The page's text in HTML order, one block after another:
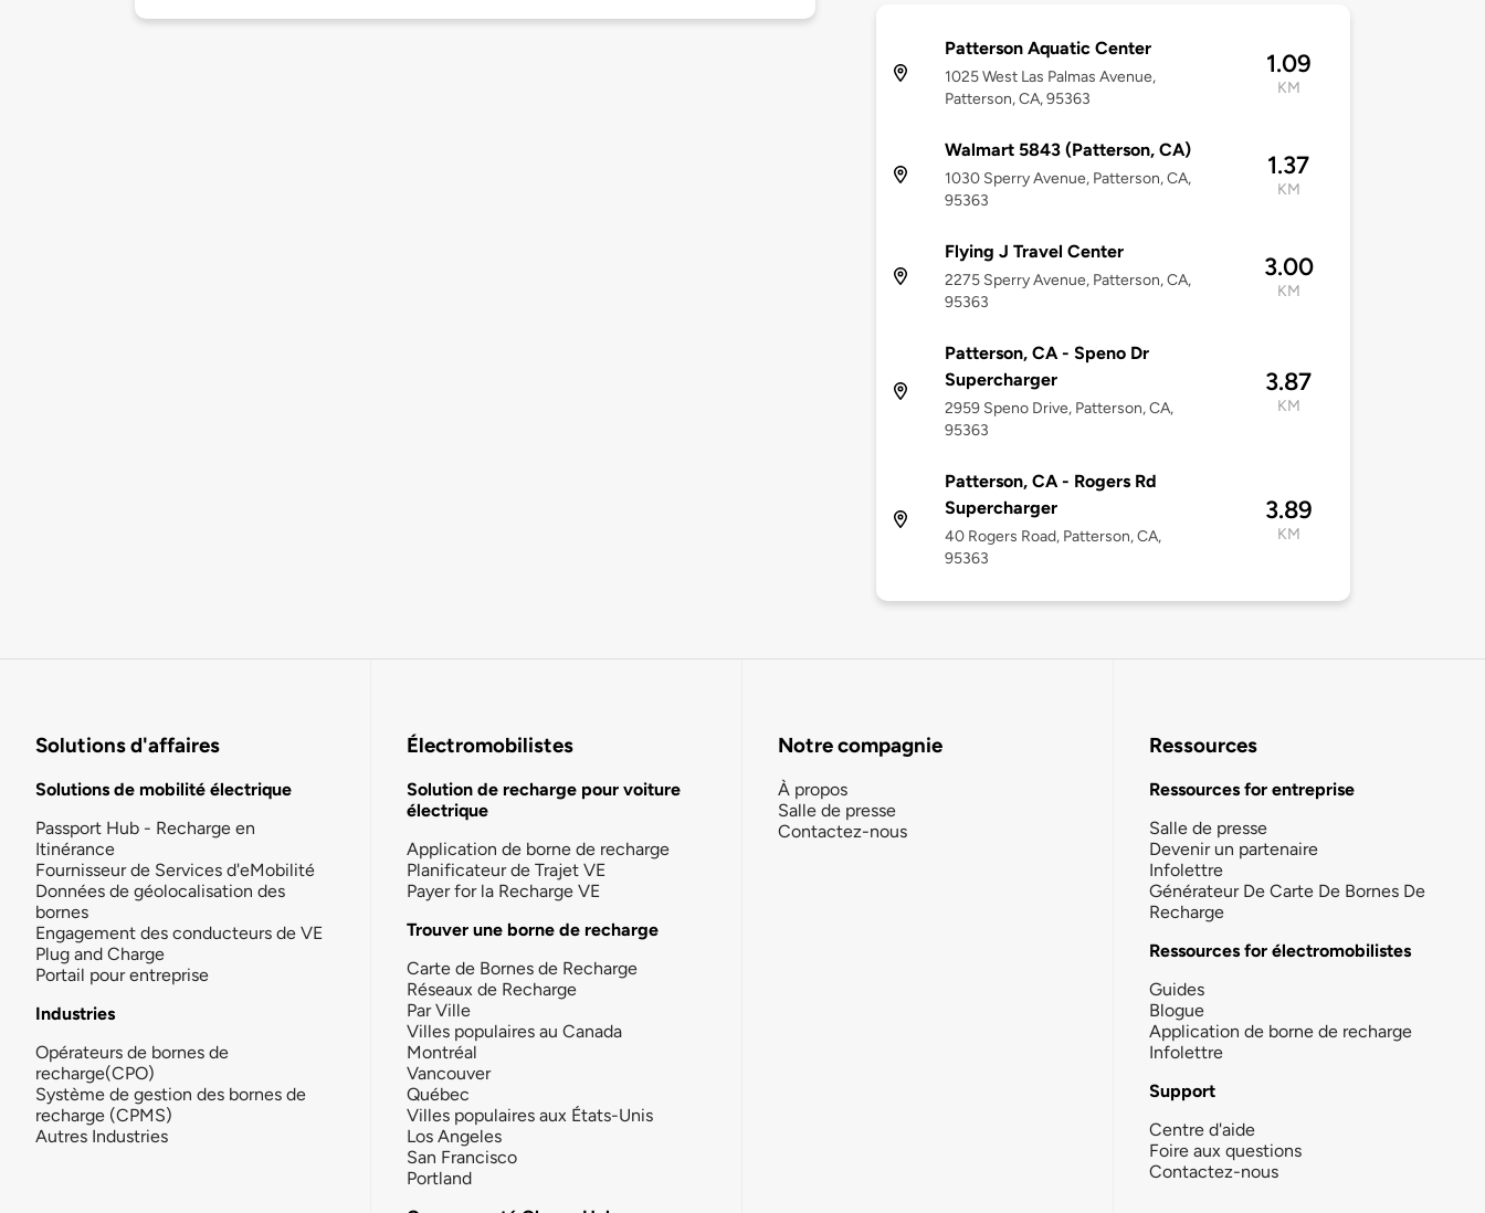
Patterson Aquatic Center
1025 West Las Palmas Avenue,
Patterson, CA, 95363
1.09
KM
Walmart 5843 (Patterson, CA)
1030 Sperry Avenue, Patterson, CA,
95363
1.37
KM
Flying J Travel Center
2275 Sperry Avenue, Patterson, CA,
95363
3.00
KM
Patterson, CA - Speno Dr
Supercharger
2959 Speno Drive, Patterson, CA,
95363
3.87
KM
Patterson, CA - Rogers Rd
Supercharger
40 Rogers Road, Patterson, CA,
95363
3.89
KM
Solutions d'affaires
Solutions de mobilité électrique
Passport Hub - Recharge en
Itinérance
Fournisseur de Services d'eMobilité
Données de géolocalisation des
bornes
Engagement des conducteurs de VE
Plug and Charge
Portail pour entreprise
Industries
Opérateurs de bornes de
recharge(CPO)
Système de gestion des bornes de
recharge (CPMS)
Autres Industries
Électromobilistes
Solution de recharge pour voiture
électrique
Application de borne de recharge
Planificateur de Trajet VE
Payer for la Recharge VE
Trouver une borne de recharge
Carte de Bornes de Recharge
Réseaux de Recharge
Par Ville
Villes populaires au Canada
Montréal
Vancouver
Québec
Villes populaires aux États-Unis
Los Angeles
San Francisco
Portland
Notre compagnie
À propos
Salle de presse
Contactez-nous
Ressources
Ressources for entreprise
Salle de presse
Devenir un partenaire
Infolettre
Générateur De Carte De Bornes De
Recharge
Ressources for électromobilistes
Guides
Blogue
Application de borne de recharge
Infolettre
Support
Centre d'aide
Foire aux questions
Contactez-nous